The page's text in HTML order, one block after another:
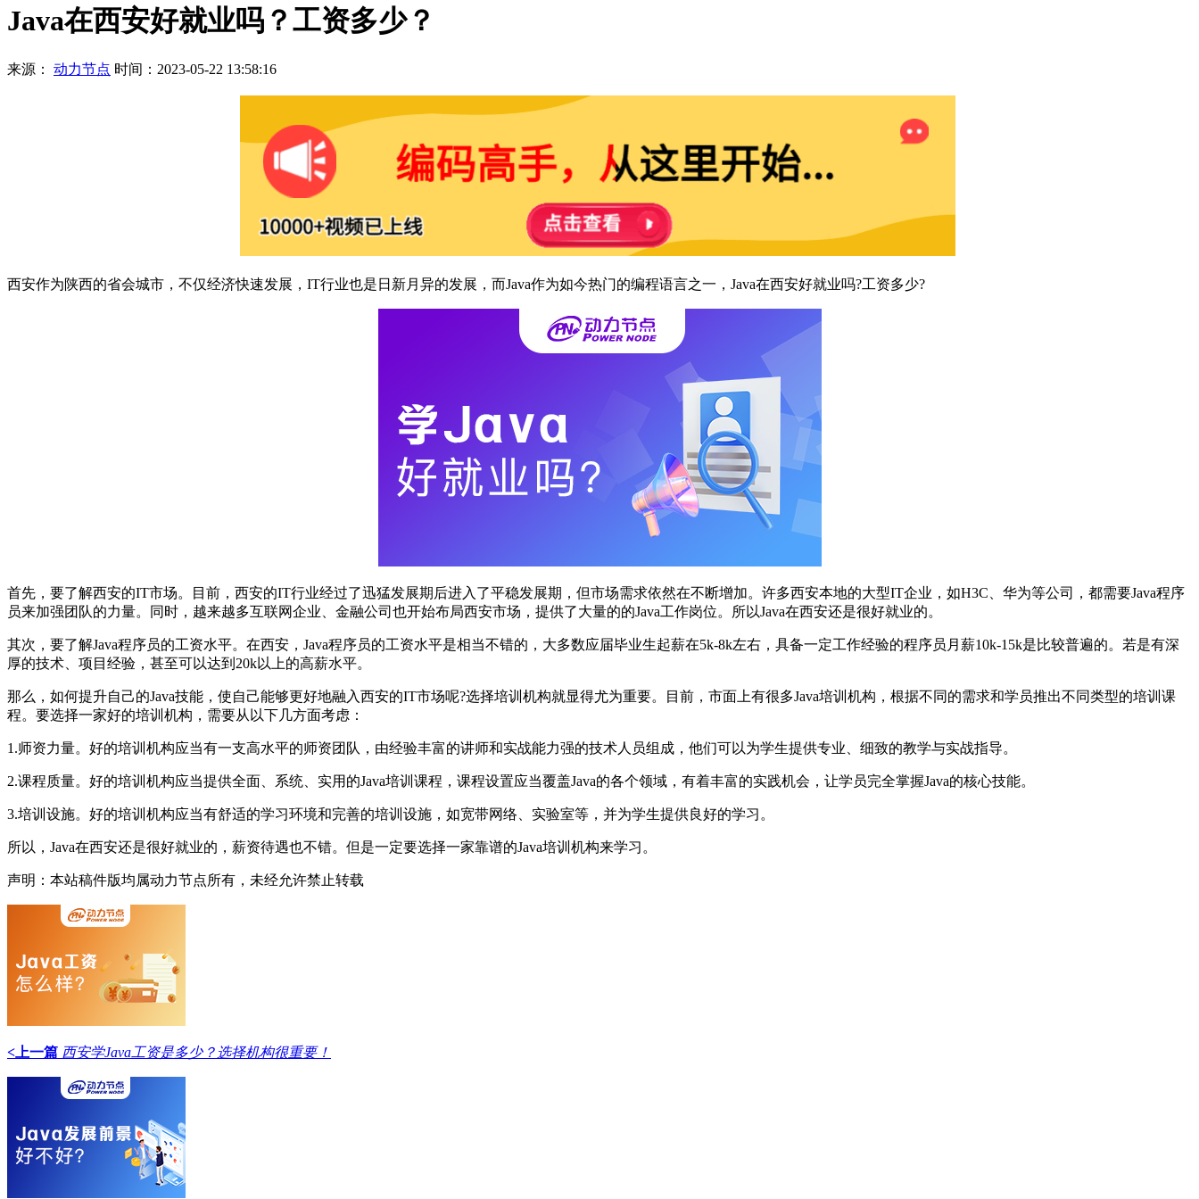
Java在西安好就业吗？工资多少？
来源： 动力节点 时间：2023-05-22 13:58:16
西安作为陕西的省会城市，不仅经济快速发展，IT行业也是日新月异的发展，而Java作为如今热门的编程语言之一，Java在西安好就业吗?工资多少?
首先，要了解西安的IT市场。目前，西安的IT行业经过了迅猛发展期后进入了平稳发展期，但市场需求依然在不断增加。许多西安本地的大型IT企业，如H3C、华为等公司，都需要Java程序
员来加强团队的力量。同时，越来越多互联网企业、金融公司也开始布局西安市场，提供了大量的的Java工作岗位。所以Java在西安还是很好就业的。
其次，要了解Java程序员的工资水平。在西安，Java程序员的工资水平是相当不错的，大多数应届毕业生起薪在5k-8k左右，具备一定工作经验的程序员月薪10k-15k是比较普遍的。若是有深
厚的技术、项目经验，甚至可以达到20k以上的高薪水平。
那么，如何提升自己的Java技能，使自己能够更好地融入西安的IT市场呢?选择培训机构就显得尤为重要。目前，市面上有很多Java培训机构，根据不同的需求和学员推出不同类型的培训课
程。要选择一家好的培训机构，需要从以下几方面考虑：
1.师资力量。好的培训机构应当有一支高水平的师资团队，由经验丰富的讲师和实战能力强的技术人员组成，他们可以为学生提供专业、细致的教学与实战指导。
2.课程质量。好的培训机构应当提供全面、系统、实用的Java培训课程，课程设置应当覆盖Java的各个领域，有着丰富的实践机会，让学员完全掌握Java的核心技能。
3.培训设施。好的培训机构应当有舒适的学习环境和完善的培训设施，如宽带网络、实验室等，并为学生提供良好的学习。
所以，Java在西安还是很好就业的，薪资待遇也不错。但是一定要选择一家靠谱的Java培训机构来学习。
声明：本站稿件版均属动力节点所有，未经允许禁止转载
<上一篇 西安学Java工资是多少？选择机构很重要！